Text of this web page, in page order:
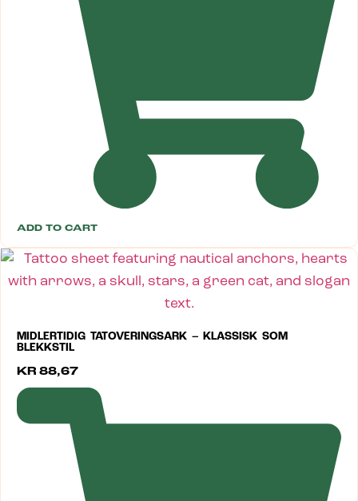
ADD TO CART
MIDLERTIDIG TATOVERINGSARK – KLASSISK SOM
BLEKKSTIL
KR 88,67